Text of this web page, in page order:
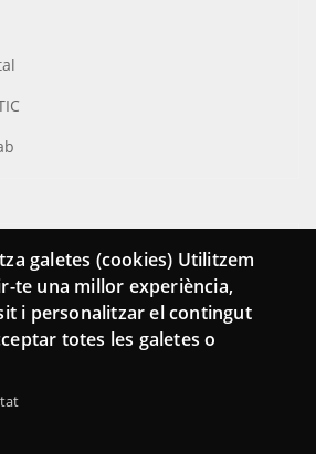
galetes (cookies) Utilitzem
te una millor experiència,
i personalitzar el contingut
totes les galetes o